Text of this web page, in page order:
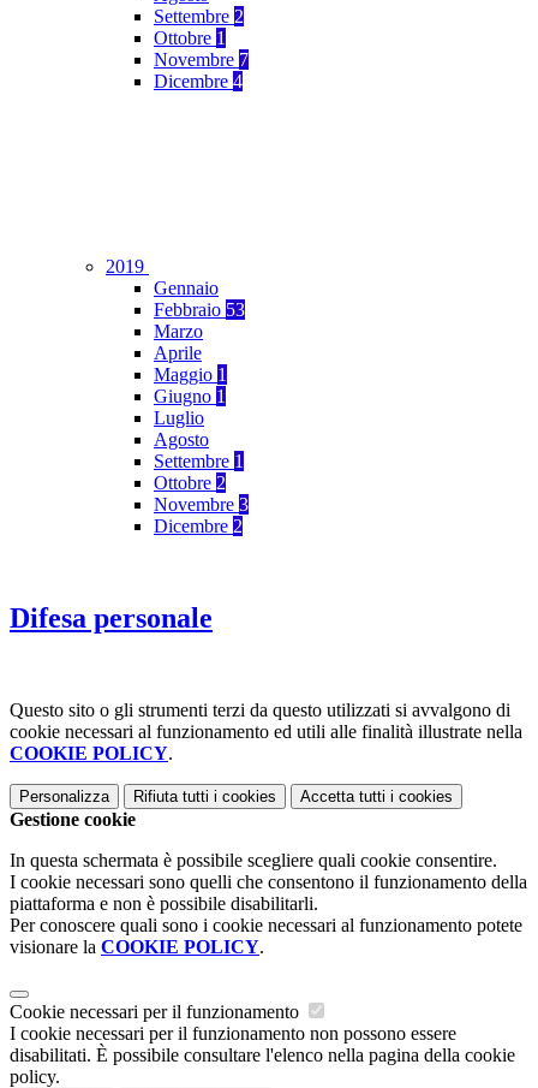
Settembre 2
Ottobre 1
Novembre 7
Dicembre 4
2019
Gennaio
Febbraio 53
Marzo
Aprile
Maggio 1
Giugno 1
Luglio
Agosto
Settembre 1
Ottobre 2
Novembre 3
Dicembre 2
Difesa personale
Questo sito o gli strumenti terzi da questo utilizzati si avvalgono di
cookie necessari al funzionamento ed utili alle finalità illustrate nella
COOKIE POLICY.
Personalizza Rifiuta tutti i cookies Accetta tutti i cookies
Gestione cookie
In questa schermata è possibile scegliere quali cookie consentire.
I cookie necessari sono quelli che consentono il funzionamento della
piattaforma e non è possibile disabilitarli.
Per conoscere quali sono i cookie necessari al funzionamento potete
visionare la COOKIE POLICY.
Cookie necessari per il funzionamento
I cookie necessari per il funzionamento non possono essere
disabilitati. È possibile consultare l'elenco nella pagina della cookie
policy.